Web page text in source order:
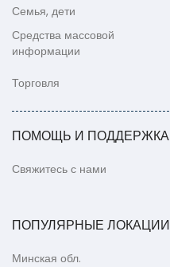
Семья, дети
Средства массовой
информации
Торговля
ПОМОЩЬ И ПОДДЕРЖКА
Свяжитесь с нами
ПОПУЛЯРНЫЕ ЛОКАЦИИ
Минская обл.